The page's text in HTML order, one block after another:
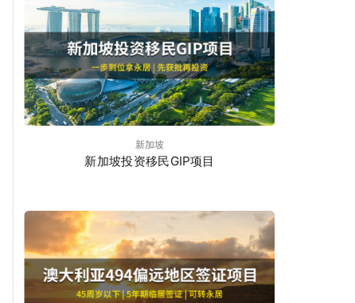
新加坡
新加坡投资移民GIP项目